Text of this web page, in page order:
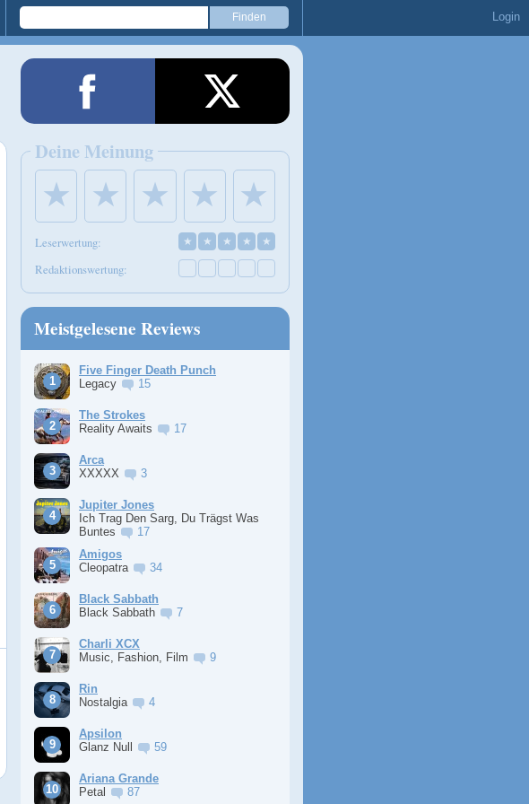
Login
Deine Meinung
★ ★ ★ ★ ★
Leserwertung: ★ ★ ★ ★ ★
Redaktionswertung:
Meistgelesene Reviews
Five Finger Death Punch
Legacy
15
The Strokes
Reality Awaits
17
Arca
XXXXX
3
Jupiter Jones
Ich Trag Den Sarg, Du Trägst Was
Buntes
17
Amigos
Cleopatra
34
Black Sabbath
Black Sabbath
7
Charli XCX
Music, Fashion, Film
9
Rin
Nostalgia
4
Apsilon
Glanz Null
59
Ariana Grande
Petal
87